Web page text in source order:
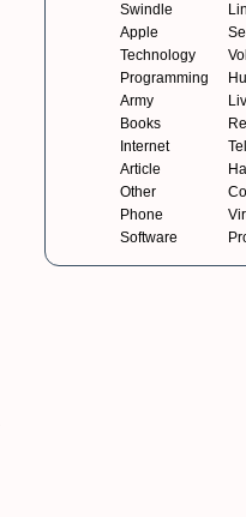
Swindle
Apple
Technology
Programming
Army
Books
Internet
Article
Other
Phone
Software